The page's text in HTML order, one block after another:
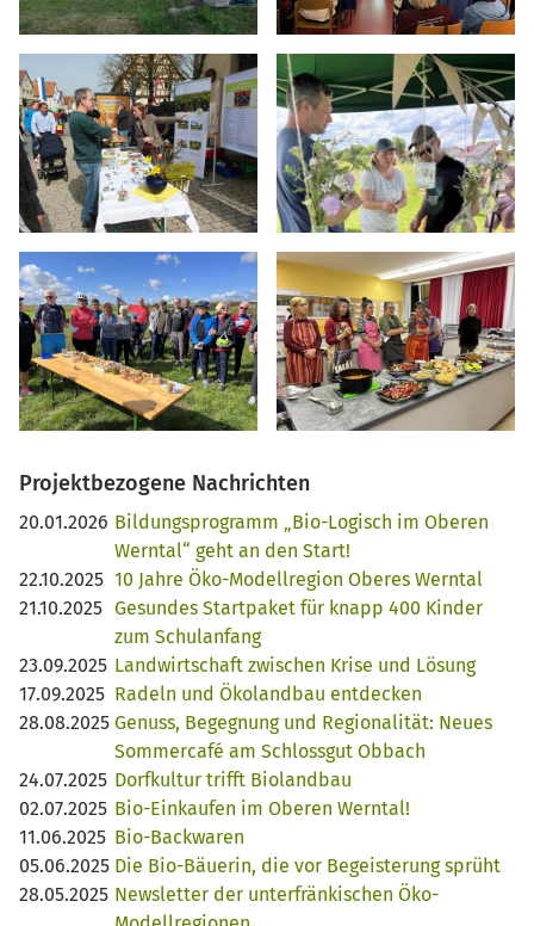
Projektbezogene Nachrichten
20.01.2026 Bildungsprogramm „Bio-Logisch im Oberen
Werntal“ geht an den Start!
22.10.2025 10 Jahre Öko-Modellregion Oberes Werntal
21.10.2025 Gesundes Startpaket für knapp 400 Kinder
zum Schulanfang
23.09.2025 Landwirtschaft zwischen Krise und Lösung
17.09.2025 Radeln und Ökolandbau entdecken
28.08.2025 Genuss, Begegnung und Regionalität: Neues
Sommercafé am Schlossgut Obbach
24.07.2025 Dorfkultur trifft Biolandbau
02.07.2025 Bio-Einkaufen im Oberen Werntal!
11.06.2025 Bio-Backwaren
05.06.2025 Die Bio-Bäuerin, die vor Begeisterung sprüht
28.05.2025 Newsletter der unterfränkischen Öko-